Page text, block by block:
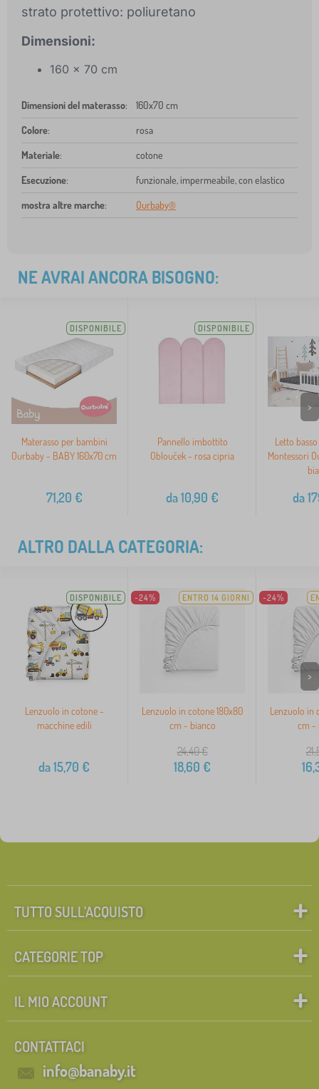
strato protettivo: poliuretano
Dimensioni:
160 x 70 cm
Dimensioni del materasso: 160x70 cm
Colore: rosa
Materiale: cotone
Esecuzione: funzionale, impermeabile, con elastico
mostra altre marche: Ourbaby®
NE AVRAI ANCORA BISOGNO:
DISPONIBILE
Materasso per bambini
Ourbaby - BABY 160x70 cm
71,20 €
DISPONIBILE
Pannello imbottito
Oblouček - rosa cipria
da10,90 €
Letto
Montessori
da
>
ALTRO DALLA CATEGORIA:
DISPONIBILE
Lenzuolo in cotone -
macchine edili
da15,70 €
-24% ENTRO 14 GIORNI
Lenzuolo in cotone 180x80
cm - bianco
24,40€
18,60 €
-24%
Lenzuolo in
cm -
>
TUTTO SULL’ACQUISTO
CATEGORIE TOP
IL MIO ACCOUNT
CONTATTACI
info@banaby.it